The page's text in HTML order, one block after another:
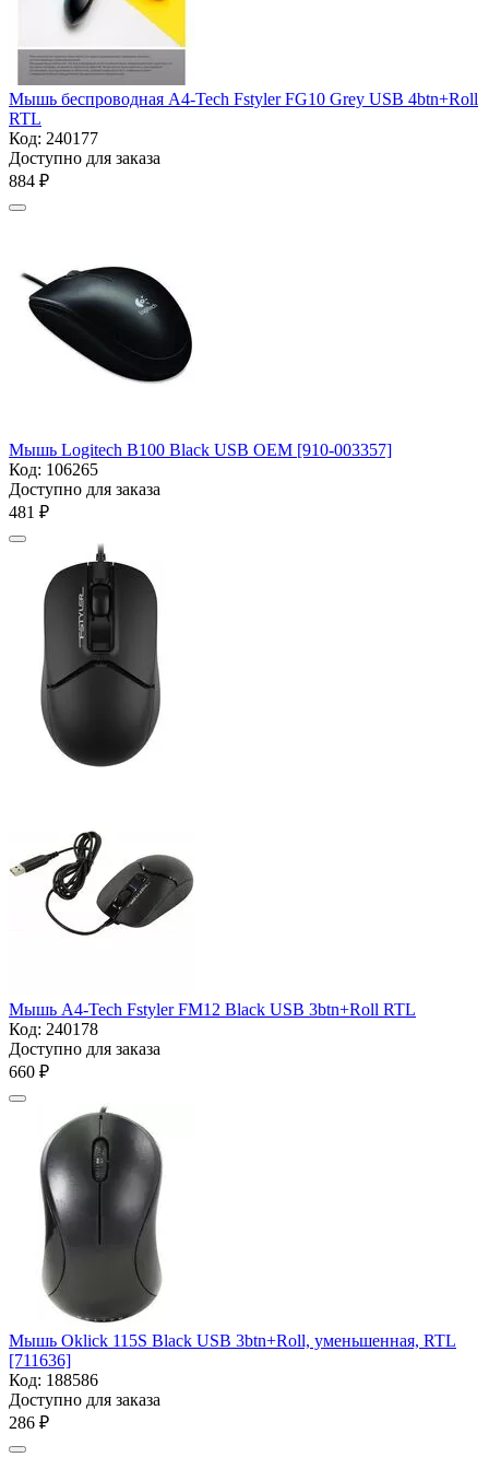
Мышь беспроводная A4-Tech Fstyler FG10 Grey USB 4btn+Roll
RTL
Код: 240177
Доступно для заказа
‍884‍ ₽
Мышь Logitech B100 Black USB OEM [910-003357]
Код: 106265
Доступно для заказа
‍481‍ ₽
Мышь A4-Tech Fstyler FM12 Black USB 3btn+Roll RTL
Код: 240178
Доступно для заказа
‍660‍ ₽
Мышь Oklick 115S Black USB 3btn+Roll, уменьшенная, RTL
[711636]
Код: 188586
Доступно для заказа
‍286‍ ₽